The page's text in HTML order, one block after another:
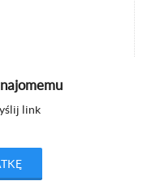
link